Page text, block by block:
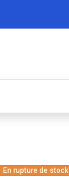
En rupture de stock